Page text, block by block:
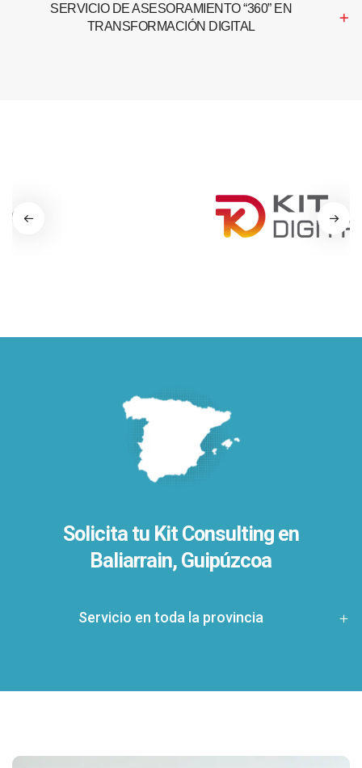
SERVICIO DE ASESORAMIENTO “360” EN
TRANSFORMACIÓN DIGITAL
Solicita tu Kit Consulting en
Baliarrain, Guipúzcoa
Servicio en toda la provincia